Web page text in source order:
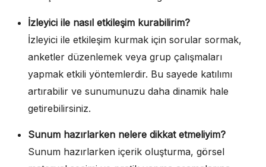
İzleyici ile nasıl etkileşim kurabilirim?
İzleyici ile etkileşim kurmak için sorular sormak,
anketler düzenlemek veya grup çalışmaları
yapmak etkili yöntemlerdir. Bu sayede katılımı
artırabilir ve sunumunuzu daha dinamik hale
getirebilirsiniz.
Sunum hazırlarken nelere dikkat etmeliyim?
Sunum hazırlarken içerik oluşturma, görsel